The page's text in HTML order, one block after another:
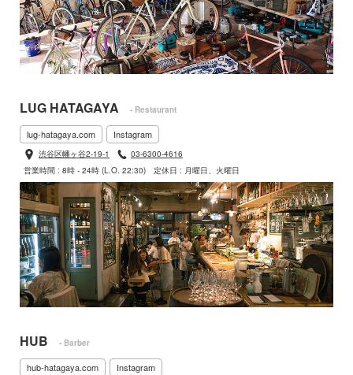
LUG HATAGAYA - Restaurant
lug-hatagaya.com Instagram
渋谷区幡ヶ谷2-19-1
03-6300-4616
営業時間 : 8時 - 24時 (L.O. 22:30)
定休日 : 月曜日、火曜日
HUB - Barber
hub-hatagaya.com Instagram